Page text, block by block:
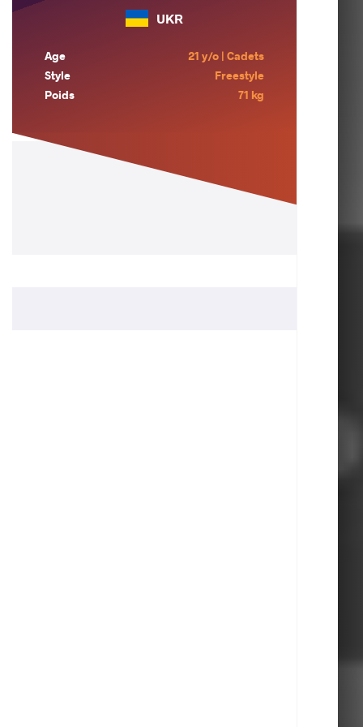
UKR
Age
21 y/o | Cadets
Style
Freestyle
Poids
71 kg